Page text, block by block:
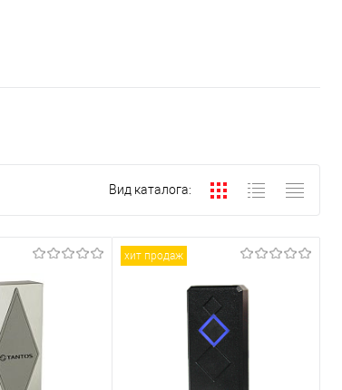
Вид каталога:
хит продаж